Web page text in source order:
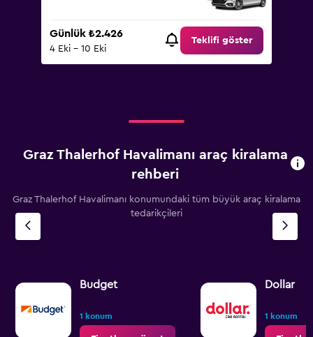
Günlük ₺2.426
4 Eki - 10 Eki
Teklifi göster
Graz Thalerhof Havalimanı araç kiralama
rehberi
Graz Thalerhof Havalimanı konumundaki tüm büyük araç kiralama
tedarikçileri
Budget
1 konum
Dollar
1 konum